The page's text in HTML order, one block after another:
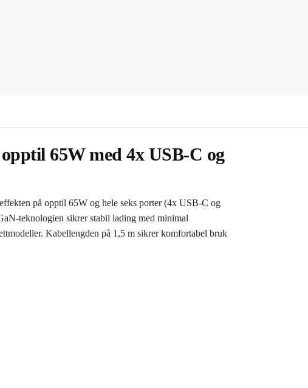
65W med 4x USB-C og
på opptil 65W og hele seks porter (4x USB-C og
teknologien sikrer stabil lading med minimal
Kabellengden på 1,5 m sikrer komfortabel bruk